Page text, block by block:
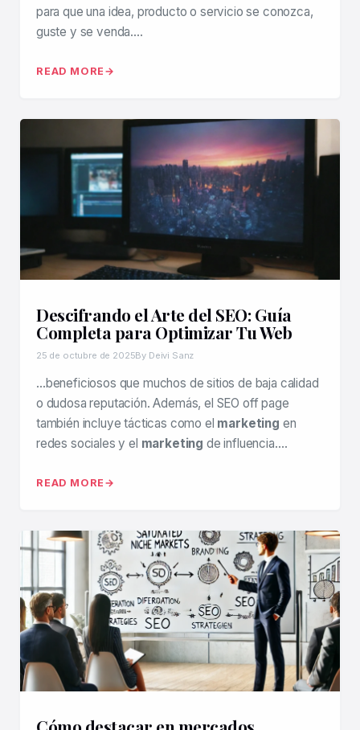
para que una idea, producto o servicio se conozca,
guste y se venda….
READ MORE
Descifrando el Arte del SEO: Guía
Completa para Optimizar Tu Web
25 de octubre de 2025By Deivi Sanz
…beneficiosos que muchos de sitios de baja calidad
o dudosa reputación. Además, el SEO off page
también incluye tácticas como el marketing en
redes sociales y el marketing de influencia….
READ MORE